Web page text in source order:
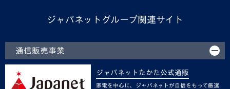
ジャパネットグループ関連サイト
通信販売事業
ジャパネットたかた公式通販
家電を中心に、ジャパネットが自信をもって厳選